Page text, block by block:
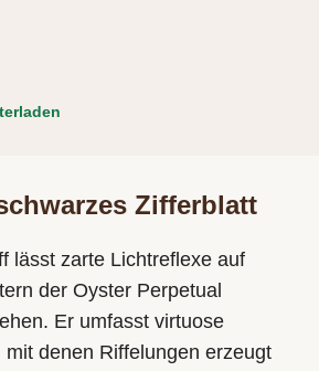
Zifferblatt
lässt zarte Lichtreflexe auf
der Oyster Perpetual
Er umfasst virtuose
mit denen Riffelungen erzeugt